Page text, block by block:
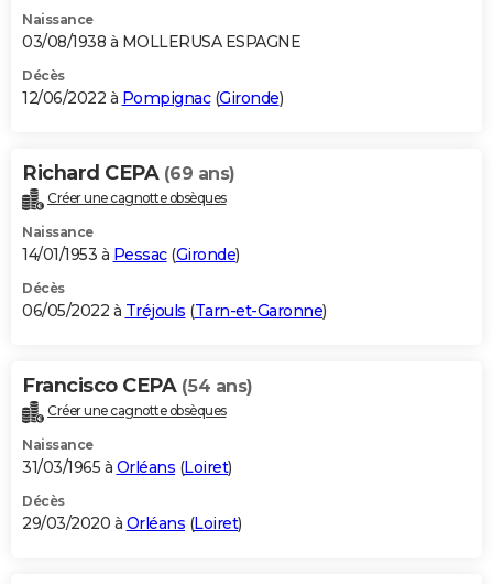
Naissance
03/08/1938 à MOLLERUSA ESPAGNE
Décès
12/06/2022 à Pompignac(Gironde)
Richard CEPA (69 ans)
Créer une cagnotte obsèques
Naissance
14/01/1953 à Pessac(Gironde)
Décès
06/05/2022 à Tréjouls (Tarn-et-Garonne)
Francisco CEPA (54 ans)
Créer une cagnotte obsèques
Naissance
31/03/1965 à Orléans (Loiret)
Décès
29/03/2020 à Orléans (Loiret)